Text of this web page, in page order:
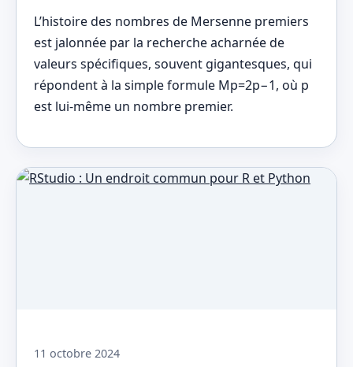
L’histoire des nombres de Mersenne premiers
est jalonnée par la recherche acharnée de
valeurs spécifiques, souvent gigantesques, qui
répondent à la simple formule Mp=2p−1, où p
est lui-même un nombre premier.
11 octobre 2024